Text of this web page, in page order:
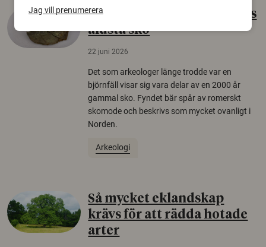
Gammalt skinn var Sveriges
äldsta sko
22 juni 2026
Det som arkeologer länge trodde var en
björnfäll visar sig vara delar av en 2000 år
gammal sko. Fyndet bär spår av romerskt
skomode och beskrivs som mycket ovanligt i
Norden.
Arkeologi
Så mycket eklandskap
krävs för att rädda hotade
arter
Jag vill prenumerera